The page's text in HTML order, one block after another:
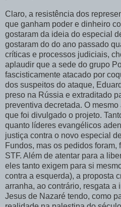
Claro, a resistência dos
que ganham poder e dinheiro
gostaram da ideia do especial
gostaram do do ano passado
críticas e processos judiciais,
aplaudir que a sede do grupo
fascisticamente atacado por
dos suspeitos do ataque,
preso na Rússia e extraditado
preventiva decretada. O
que foi divulgado o projeto.
quanto líderes evangélicos
justiça contra o novo especial
Fundos, mas os pedidos
STF. Além de atentar para a
eles tanto exigem para si
contra a esquerda), a proposta
arranha, ao contrário, resgata a
Jesus de Nazaré tendo, como